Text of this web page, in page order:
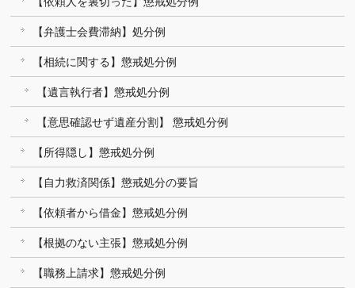
【弁護士会費滞納】処分例
【相続に関する】懲戒処分例
【遺言執行者】懲戒処分例
【意思確認せず遺産分割】 懲戒処分例
【所得隠し】懲戒処分例
【自力救済関係】懲戒処分の要旨
【依頼者から借金】懲戒処分例
【根拠のない主張】懲戒処分例
【職務上請求】懲戒処分例